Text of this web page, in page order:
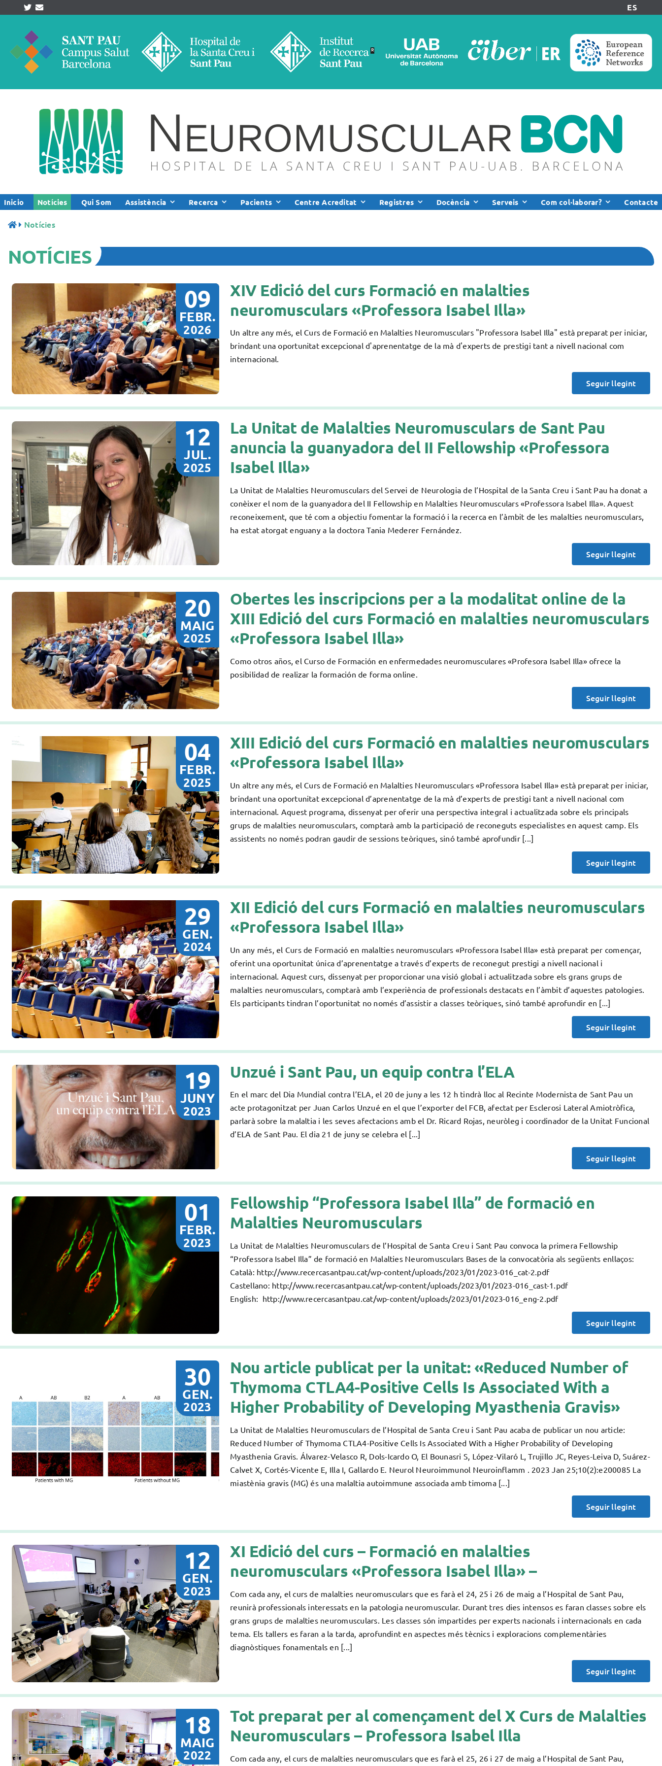
content
ES
Inicio Notícies Qui Som Assistència Recerca Pacients Centre Acreditat Registres Docència Serveis Com col·laborar? Contacte
Notícies
NOTÍCIES
09
FEBR.
2026
XIV Edició del curs Formació en malalties
neuromusculars «Professora Isabel Illa»
Un altre any més, el Curs de Formació en Malalties Neuromusculars "Professora Isabel Illa" està preparat per iniciar,
brindant una oportunitat excepcional d'aprenentatge de la mà d'experts de prestigi tant a nivell nacional com
internacional.
Seguir llegint
12
JUL.
2025
La Unitat de Malalties Neuromusculars de Sant Pau
anuncia la guanyadora del II Fellowship «Professora
Isabel Illa»
La Unitat de Malalties Neuromusculars del Servei de Neurologia de l’Hospital de la Santa Creu i Sant Pau ha donat a
conèixer el nom de la guanyadora del II Fellowship en Malalties Neuromusculars «Professora Isabel Illa». Aquest
reconeixement, que té com a objectiu fomentar la formació i la recerca en l’àmbit de les malalties neuromusculars,
ha estat atorgat enguany a la doctora Tania Mederer Fernández.
Seguir llegint
20
MAIG
2025
Obertes les inscripcions per a la modalitat online de la
XIII Edició del curs Formació en malalties neuromusculars
«Professora Isabel Illa»
Como otros años, el Curso de Formación en enfermedades neuromusculares «Profesora Isabel Illa» ofrece la
posibilidad de realizar la formación de forma online.
Seguir llegint
04
FEBR.
2025
XIII Edició del curs Formació en malalties neuromusculars
«Professora Isabel Illa»
Un altre any més, el Curs de Formació en Malalties Neuromusculars «Professora Isabel Illa» està preparat per iniciar,
brindant una oportunitat excepcional d’aprenentatge de la mà d’experts de prestigi tant a nivell nacional com
internacional. Aquest programa, dissenyat per oferir una perspectiva integral i actualitzada sobre els principals
grups de malalties neuromusculars, comptarà amb la participació de reconeguts especialistes en aquest camp. Els
assistents no només podran gaudir de sessions teòriques, sinó també aprofundir [...]
Seguir llegint
29
GEN.
2024
XII Edició del curs Formació en malalties neuromusculars
«Professora Isabel Illa»
Un any més, el Curs de Formació en malalties neuromusculars «Professora Isabel Illa» està preparat per començar,
oferint una oportunitat única d’aprenentatge a través d’experts de reconegut prestigi a nivell nacional i
internacional. Aquest curs, dissenyat per proporcionar una visió global i actualitzada sobre els grans grups de
malalties neuromusculars, comptarà amb l’experiència de professionals destacats en l’àmbit d’aquestes patologies.
Els participants tindran l’oportunitat no només d’assistir a classes teòriques, sinó també aprofundir en [...]
Seguir llegint
19
JUNY
2023
Unzué i Sant Pau, un equip contra l’ELA
En el marc del Dia Mundial contra l’ELA, el 20 de juny a les 12 h tindrà lloc al Recinte Modernista de Sant Pau un
acte protagonitzat per Juan Carlos Unzué en el que l’exporter del FCB, afectat per Esclerosi Lateral Amiotròfica,
parlarà sobre la malaltia i les seves afectacions amb el Dr. Ricard Rojas, neuròleg i coordinador de la Unitat Funcional
d’ELA de Sant Pau. El dia 21 de juny se celebra el [...]
Seguir llegint
01
FEBR.
2023
Fellowship “Professora Isabel Illa” de formació en
Malalties Neuromusculars
La Unitat de Malalties Neuromusculars de l’Hospital de Santa Creu i Sant Pau convoca la primera Fellowship
“Professora Isabel Illa” de formació en Malalties Neuromusculars Bases de la convocatòria als següents enllaços:
Català: http://www.recercasantpau.cat/wp-content/uploads/2023/01/2023-016_cat-2.pdf
Castellano: http://www.recercasantpau.cat/wp-content/uploads/2023/01/2023-016_cast-1.pdf
English: http://www.recercasantpau.cat/wp-content/uploads/2023/01/2023-016_eng-2.pdf
Seguir llegint
30
GEN.
2023
Nou article publicat per la unitat: «Reduced Number of
Thymoma CTLA4-Positive Cells Is Associated With a
Higher Probability of Developing Myasthenia Gravis»
La Unitat de Malalties Neuromusculars de l’Hospital de Santa Creu i Sant Pau acaba de publicar un nou article:
Reduced Number of Thymoma CTLA4-Positive Cells Is Associated With a Higher Probability of Developing
Myasthenia Gravis. Álvarez-Velasco R, Dols-Icardo O, El Bounasri S, López-Vilaró L, Trujillo JC, Reyes-Leiva D, Suárez-
Calvet X, Cortés-Vicente E, Illa I, Gallardo E. Neurol Neuroimmunol Neuroinflamm . 2023 Jan 25;10(2):e200085 La
miastènia gravis (MG) és una malaltia autoimmune associada amb timoma [...]
Seguir llegint
12
GEN.
2023
XI Edició del curs – Formació en malalties
neuromusculars «Professora Isabel Illa» –
Com cada any, el curs de malalties neuromusculars que es farà el 24, 25 i 26 de maig a l’Hospital de Sant Pau,
reunirà professionals interessats en la patologia neuromuscular. Durant tres dies intensos es faran classes sobre els
grans grups de malalties neuromusculars. Les classes són impartides per experts nacionals i internacionals en cada
tema. Els tallers es faran a la tarda, aprofundint en aspectes més tècnics i exploracions complementàries
diagnòstiques fonamentals en [...]
Seguir llegint
18
MAIG
2022
Tot preparat per al començament del X Curs de Malalties
Neuromusculars – Professora Isabel Illa
Com cada any, el curs de malalties neuromusculars que es farà el 25, 26 i 27 de maig a l’Hospital de Sant Pau,